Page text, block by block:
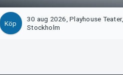
Köp
30 aug 2026, Playhouse Teater,
Stockholm